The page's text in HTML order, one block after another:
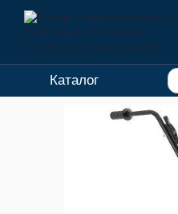
Перейти до основного контенту
Каталог